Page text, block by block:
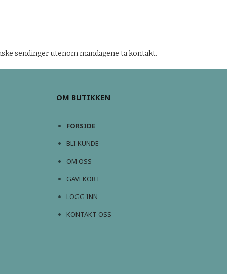
sendinger utenom mandagene ta kontakt.
OM BUTIKKEN
FORSIDE
BLI KUNDE
OM OSS
GAVEKORT
LOGG INN
KONTAKT OSS